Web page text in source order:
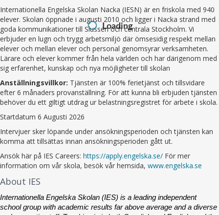
Internationella Engelska Skolan Nacka (IESN) är en friskola med 940
elever. Skolan öppnade i augusti 2010 och ligger i Nacka strand med
goda kommunikationer till Slussen och centrala Stockholm. Vi
erbjuder en lugn och trygg arbetsmiljö där ömsesidig respekt mellan
elever och mellan elever och personal genomsyrar verksamheten.
Lärare och elever kommer från hela världen och har därigenom med
sig erfarenhet, kunskap och nya möjligheter till skolan
Anställningsvillkor: Tjänsten är 100% ferietjänst och tillsvidare
efter 6 månaders provanställning. För att kunna bli erbjuden tjänsten
behöver du ett giltigt utdrag ur belastningsregistret för arbete i skola.
Startdatum 6 Augusti 2026
Intervjuer sker löpande under ansökningsperioden och tjänsten kan
komma att tillsättas innan ansökningsperioden gått ut.
Ansök här på IES Careers: https://apply.engelska.se/ För mer
information om vår skola, besök vår hemsida, www.engelska.se
About IES
Internationella Engelska Skolan (IES) is a leading independent
school group with academic results far above average and a diverse
Loading